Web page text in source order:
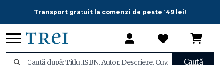
Transport gratuit la comenzi de peste 149 lei!
Caută